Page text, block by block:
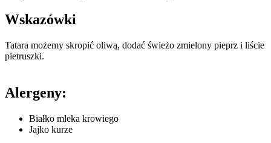
Wskazówki
Tatara możemy skropić oliwą, dodać świeżo zmielony pieprz i liście
pietruszki.
Alergeny:
Białko mleka krowiego
Jajko kurze